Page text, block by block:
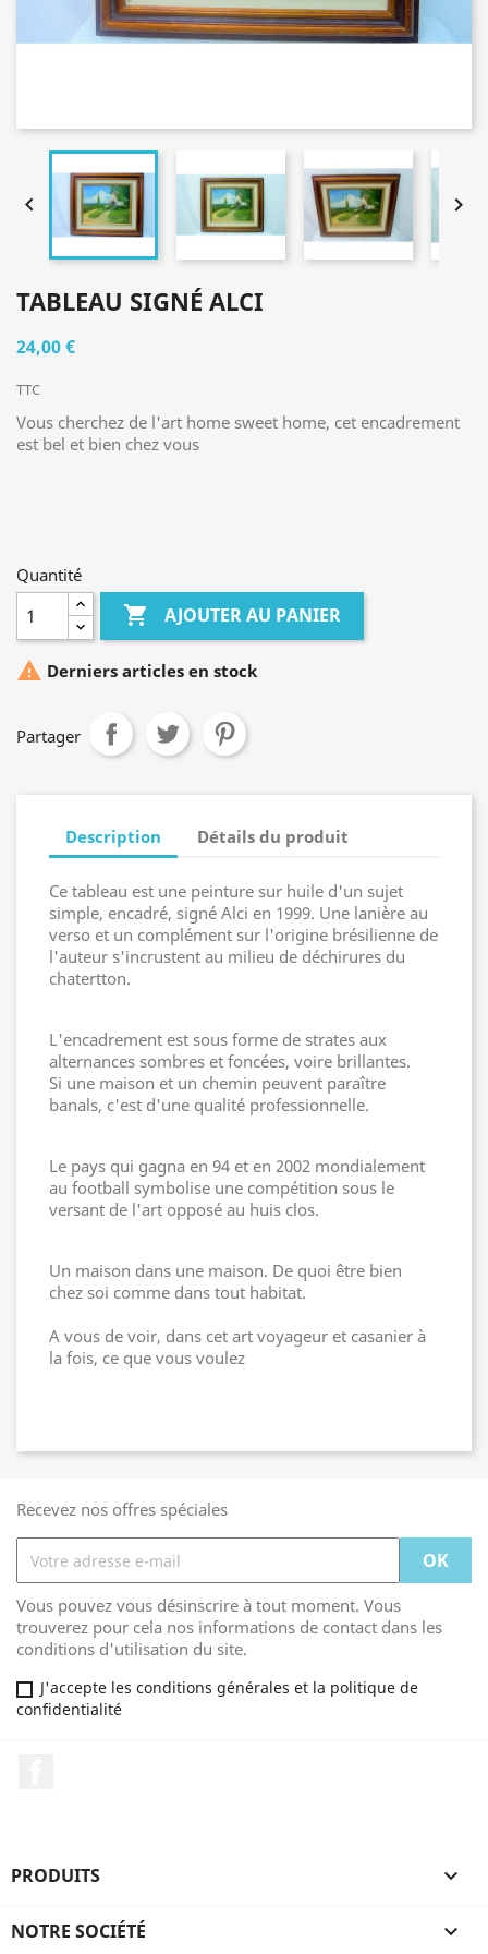
 
TABLEAU SIGNÉ ALCI
24,00 €
TTC
Vous cherchez de l'art home sweet home, cet encadrement
est bel et bien chez vous
Quantité
 AJOUTER AU PANIER
 Derniers articles en stock
Partager
Description Détails du produit
Ce tableau est une peinture sur huile d'un sujet
simple, encadré, signé Alci en 1999. Une lanière au
verso et un complément sur l'origine brésilienne de
l'auteur s'incrustent au milieu de déchirures du
chatertton.
L'encadrement est sous forme de strates aux
alternances sombres et foncées, voire brillantes.
Si une maison et un chemin peuvent paraître
banals, c'est d'une qualité professionnelle.
Le pays qui gagna en 94 et en 2002 mondialement
au football symbolise une compétition sous le
versant de l'art opposé au huis clos.
Un maison dans une maison. De quoi être bien
chez soi comme dans tout habitat.
A vous de voir, dans cet art voyageur et casanier à
la fois, ce que vous voulez
Recevez nos offres spéciales
Vous pouvez vous désinscrire à tout moment. Vous
trouverez pour cela nos informations de contact dans les
conditions d'utilisation du site.
J'accepte les conditions générales et la politique de
confidentialité
PRODUITS 
NOTRE SOCIÉTÉ 